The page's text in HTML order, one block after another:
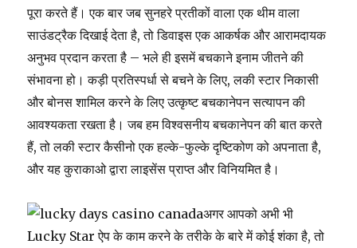
पूरा करते हैं। एक बार जब सुनहरे प्रतीकों वाला एक थीम वाला
साउंडट्रैक दिखाई देता है, तो डिवाइस एक आकर्षक और आरामदायक
अनुभव प्रदान करता है – भले ही इसमें बचकाने इनाम जीतने की
संभावना हो। कड़ी प्रतिस्पर्धा से बचने के लिए, लकी स्टार निकासी
और बोनस शामिल करने के लिए उत्कृष्ट बचकानेपन सत्यापन की
आवश्यकता रखता है। जब हम विश्वसनीय बचकानेपन की बात करते
हैं, तो लकी स्टार कैसीनो एक हल्के-फुल्के दृष्टिकोण को अपनाता है,
और यह कुराकाओ द्वारा लाइसेंस प्राप्त और विनियमित है।
अगर आपको अभी भी
Lucky Star ऐप के काम करने के तरीके के बारे में कोई शंका है, तो